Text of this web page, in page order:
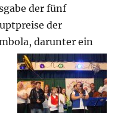
der fünf
der
darunter ein